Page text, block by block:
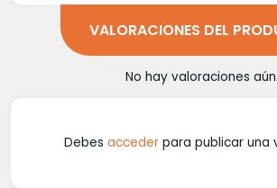
VALORACIONES DEL
No hay valoraciones aún.
Debes acceder para publicar una